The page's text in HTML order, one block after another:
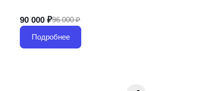
Подробнее
90 000 ₽96 000 ₽